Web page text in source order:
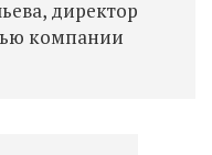
директор
компании